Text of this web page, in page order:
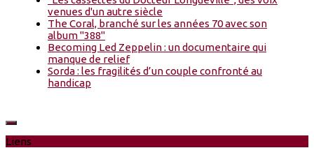
venues d'un autre siècle
The Coral, branché sur les années 70 avec son
album "388"
Becoming Led Zeppelin : un documentaire qui
manque de relief
Sorda : les fragilités d’un couple confronté au
handicap
Liens